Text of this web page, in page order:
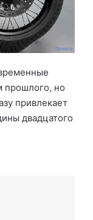
прошлого, но
привлекает
двадцатого